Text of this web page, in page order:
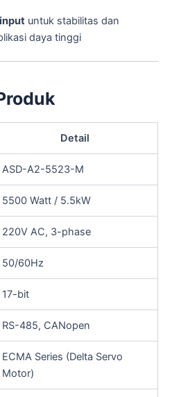
untuk stabilitas dan
daya tinggi
Detail
ASD-A2-5523-M
5500 Watt / 5.5kW
220V AC, 3-phase
50/60Hz
17-bit
RS-485, CANopen
ECMA Series (Delta Servo
Motor)